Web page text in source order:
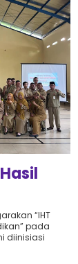
“IHT
pada
diinisiasi